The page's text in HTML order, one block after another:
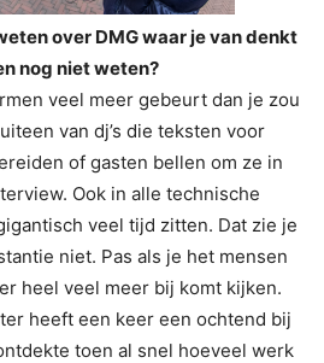
over DMG waar je van denkt
nog niet weten?
veel meer gebeurt dan je zou
van dj’s die teksten voor
of gasten bellen om ze in
Ook in alle technische
veel tijd zitten. Dat zie je
niet. Pas als je het mensen
heel veel meer bij komt kijken.
heeft een keer een ochtend bij
toen al snel hoeveel werk